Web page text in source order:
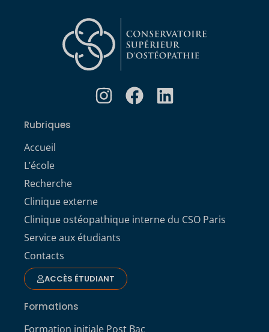
Rubriques
Accueil
L’école
Recherche
Clinique externe
Clinique ostéopathique interne du CSO Paris
Service aux étudiants
Contacts
ACCÈS ÉTUDIANT
Formations
Formation initiale Post Bac